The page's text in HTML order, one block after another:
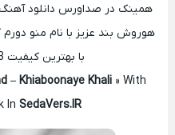
همینک در صداورس دانلود
هوروش بند عزیز با نام منو
با بهترین کیفیت Mp3 همراه با تکست
– Khiaboonaye Khali» With
In SedaVers.IR